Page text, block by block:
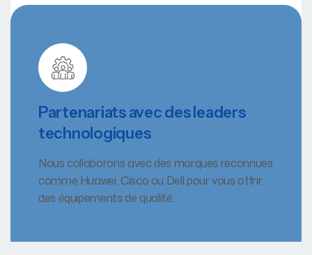
Partenariats avec des leaders
technologiques
Nous collaborons avec des marques reconnues
comme Huawei, Cisco ou Dell pour vous offrir
des équipements de qualité.